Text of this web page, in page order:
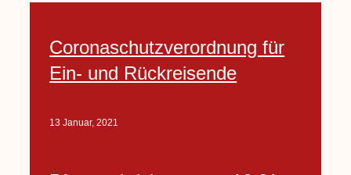
Coronaschutzverordnung für
Ein- und Rückreisende
13 Januar, 2021